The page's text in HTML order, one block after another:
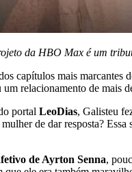
da HBO Max é um
capítulos mais marcantes
relacionamento de mais
portal LeoDias, Galisteu
de dar resposta?
de Ayrton Senna,